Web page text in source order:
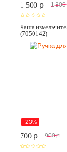
1 500 p 1 800
Чаша
(7050142)
-23%
700 p 900 p